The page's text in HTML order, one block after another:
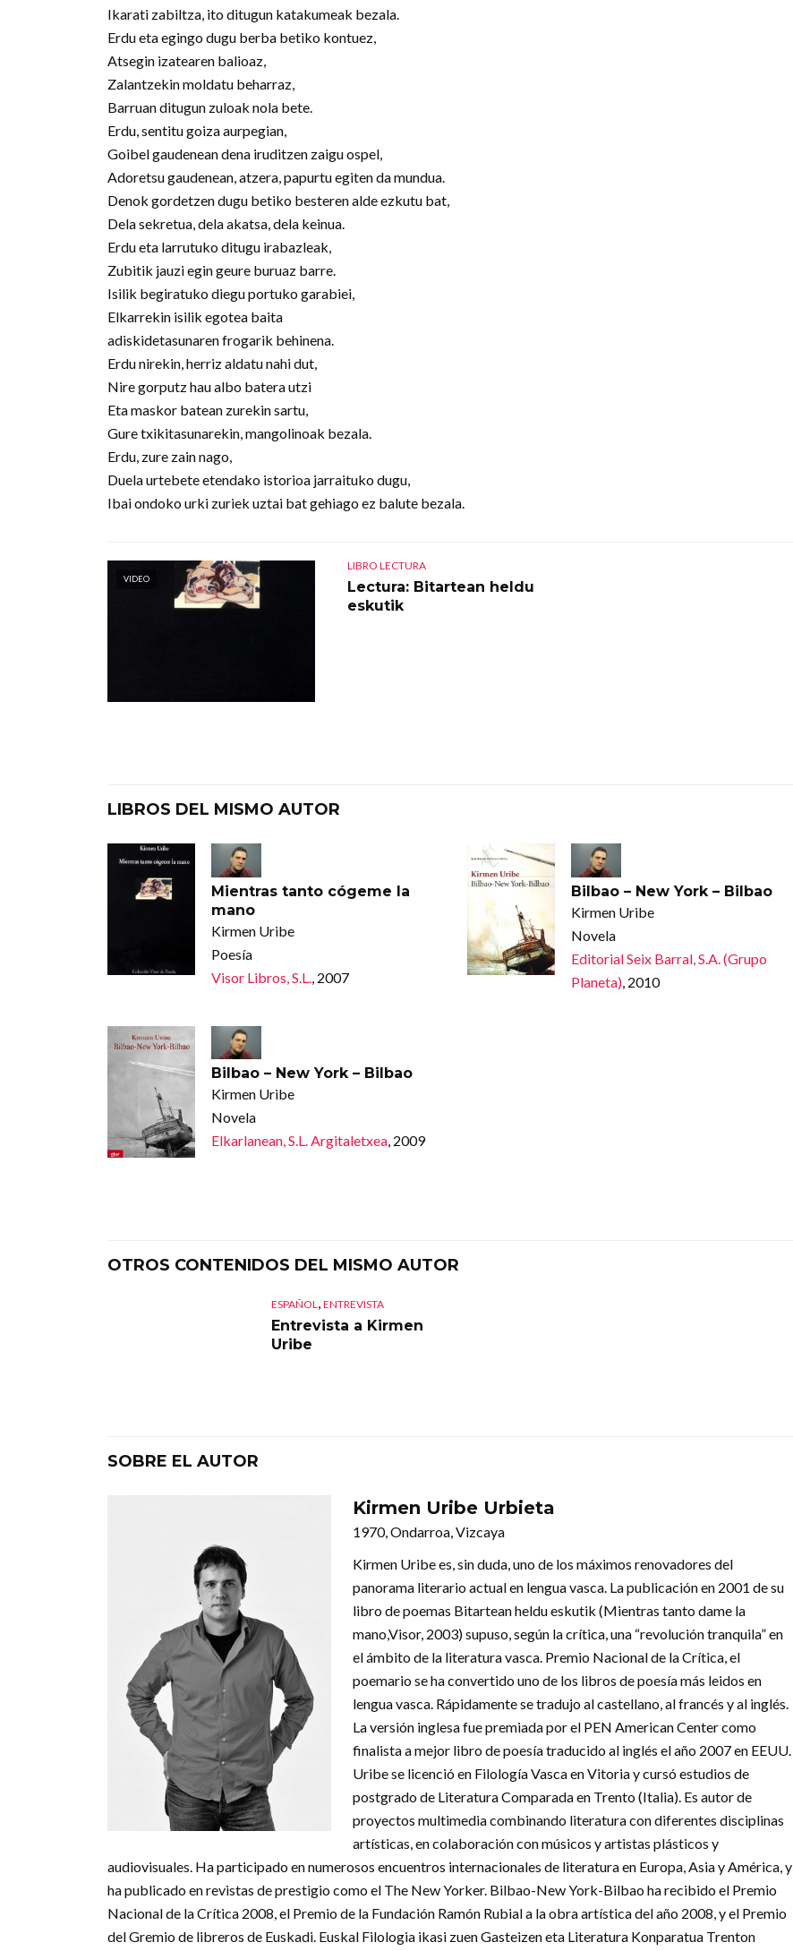
Ikarati zabiltza, ito ditugun katakumeak bezala.
Erdu eta egingo dugu berba betiko kontuez,
Atsegin izatearen balioaz,
Zalantzekin moldatu beharraz,
Barruan ditugun zuloak nola bete.
Erdu, sentitu goiza aurpegian,
Goibel gaudenean dena iruditzen zaigu ospel,
Adoretsu gaudenean, atzera, papurtu egiten da mundua.
Denok gordetzen dugu betiko besteren alde ezkutu bat,
Dela sekretua, dela akatsa, dela keinua.
Erdu eta larrutuko ditugu irabazleak,
Zubitik jauzi egin geure buruaz barre.
Isilik begiratuko diegu portuko garabiei,
Elkarrekin isilik egotea baita
adiskidetasunaren frogarik behinena.
Erdu nirekin, herriz aldatu nahi dut,
Nire gorputz hau albo batera utzi
Eta maskor batean zurekin sartu,
Gure txikitasunarekin, mangolinoak bezala.
Erdu, zure zain nago,
Duela urtebete etendako istorioa jarraituko dugu,
Ibai ondoko urki zuriek uztai bat gehiago ez balute bezala.
VIDEO
LIBRO LECTURA
Lectura: Bitartean heldu
eskutik
LIBROS DEL MISMO AUTOR
Mientras tanto cógeme la
mano
Kirmen Uribe
Poesía
Visor Libros, S.L., 2007
Bilbao – New York – Bilbao
Kirmen Uribe
Novela
Editorial Seix Barral, S.A. (Grupo
Planeta), 2010
Bilbao – New York – Bilbao
Kirmen Uribe
Novela
Elkarlanean, S.L. Argitaletxea, 2009
OTROS CONTENIDOS DEL MISMO AUTOR
ESPAÑOL ENTREVISTA
Entrevista a Kirmen
Uribe
SOBRE EL AUTOR
Kirmen Uribe Urbieta
1970, Ondarroa, Vizcaya
Kirmen Uribe es, sin duda, uno de los máximos renovadores del
panorama literario actual en lengua vasca. La publicación en 2001 de su
libro de poemas Bitartean heldu eskutik (Mientras tanto dame la
mano,Visor, 2003) supuso, según la crítica, una “revolución tranquila” en
el ámbito de la literatura vasca. Premio Nacional de la Crítica, el
poemario se ha convertido uno de los libros de poesía más leidos en
lengua vasca. Rápidamente se tradujo al castellano, al francés y al inglés.
La versión inglesa fue premiada por el PEN American Center como
finalista a mejor libro de poesía traducido al inglés el año 2007 en EEUU.
Uribe se licenció en Filología Vasca en Vitoria y cursó estudios de
postgrado de Literatura Comparada en Trento (Italia). Es autor de
proyectos multimedia combinando literatura con diferentes disciplinas
artísticas, en colaboración con músicos y artistas plásticos y
audiovisuales. Ha participado en numerosos encuentros internacionales de literatura en Europa, Asia y América, y
ha publicado en revistas de prestigio como el The New Yorker. Bilbao-New York-Bilbao ha recibido el Premio
Nacional de la Crítica 2008, el Premio de la Fundación Ramón Rubial a la obra artística del año 2008, y el Premio
del Gremio de libreros de Euskadi. Euskal Filologia ikasi zuen Gasteizen eta Literatura Konparatua Trenton